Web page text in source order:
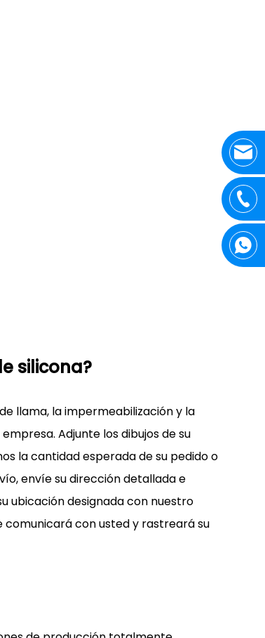
silicona?
llama, la impermeabilización y la
Adjunte los dibujos de su
la cantidad esperada de su pedido o
envíe su dirección detallada e
ubicación designada con nuestro
comunicará con usted y rastreará su